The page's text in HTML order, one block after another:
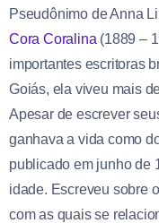
Pseudônimo de Anna
Cora Coralina (1889 –
importantes escritoras
Goiás, ela viveu mais
Apesar de escrever
ganhava a vida como
publicado em junho de
idade. Escreveu sobre
com as quais se